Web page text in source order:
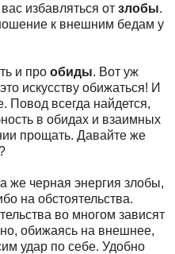
избавляться от злобы.
к внешним бедам у
и про обиды. Вот уж
искусству обижаться! И
Повод всегда найдется,
в обидах и взаимных
прощать. Давайте же
же черная энергия злобы,
на обстоятельства.
во многом зависят
обижаясь на внешнее,
удар по себе. Удобно